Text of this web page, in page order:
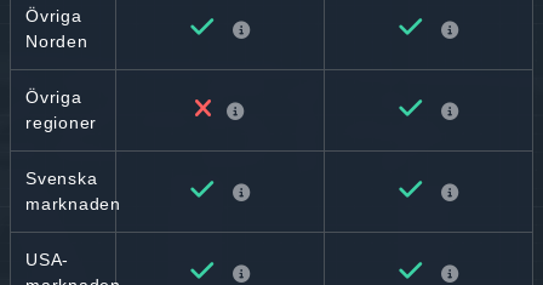
Övriga
Norden
Övriga
regioner
Svenska
marknaden
USA-